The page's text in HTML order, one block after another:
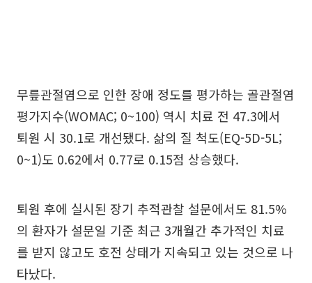
무릎관절염으로 인한 장애 정도를 평가하는 골관절염
평가지수(WOMAC; 0~100) 역시 치료 전 47.3에서
퇴원 시 30.1로 개선됐다. 삶의 질 척도(EQ-5D-5L;
0~1)도 0.62에서 0.77로 0.15점 상승했다.
퇴원 후에 실시된 장기 추적관찰 설문에서도 81.5%
의 환자가 설문일 기준 최근 3개월간 추가적인 치료
를 받지 않고도 호전 상태가 지속되고 있는 것으로 나
타났다.